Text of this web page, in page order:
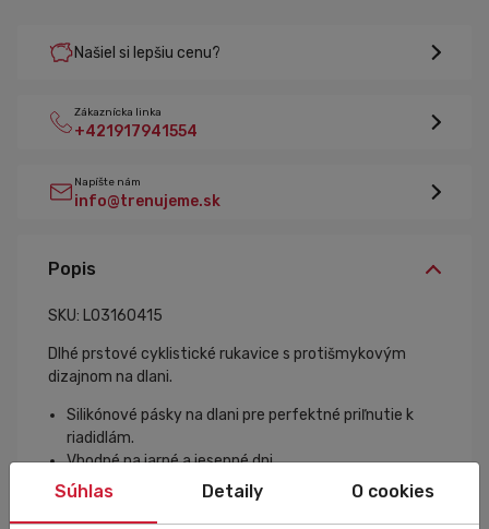
Našiel si lepšiu cenu?
Zákaznícka linka
+421917941554
Napíšte nám
info@trenujeme.sk
Popis
SKU: L03160415
Dlhé prstové cyklistické rukavice s protišmykovým
dizajnom na dlani.
Silikónové pásky na dlani pre perfektné priľnutie k
riadidlám.
Vhodné na jarné a jesenné dni.
Ušité z priedušnej látky Superroubaix 245 gr.
Súhlas Detaily O cookies